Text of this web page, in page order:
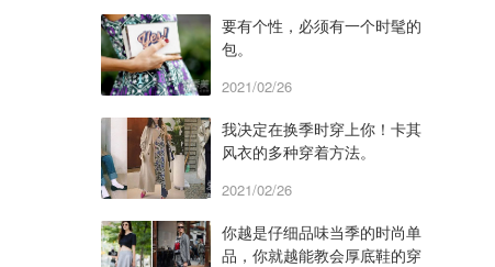
要有个性，必须有一个时髦的
包。
2021/02/26
我决定在换季时穿上你！卡其
风衣的多种穿着方法。
2021/02/26
你越是仔细品味当季的时尚单
品，你就越能教会厚底鞋的穿